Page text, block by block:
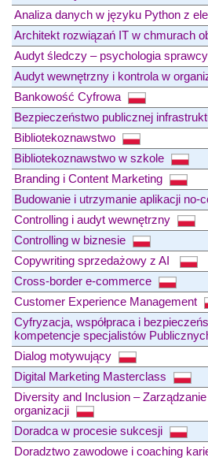
Analiza danych w języku Python z
Architekt rozwiązań IT w chmurach
Audyt śledczy – psychologia
Audyt wewnętrzny i kontrola w
Bankowość Cyfrowa
Bezpieczeństwo publicznej
Bibliotekoznawstwo
Bibliotekoznawstwo w szkole
Branding i Content Marketing
Budowanie i utrzymanie aplikacji no-
Controlling i audyt wewnętrzny
Controlling w biznesie
Copywriting sprzedażowy z AI
Cross-border e-commerce
Customer Experience Management
Cyfryzacja, współpraca i
kompetencje specjalistów
Dialog motywujący
Digital Marketing Masterclass
Diversity and Inclusion –
organizacji
Doradca w procesie sukcesji
Doradztwo zawodowe i coaching